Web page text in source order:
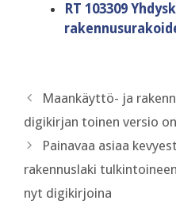
RT 103309
Maankäyttö- ja
digikirjan toinen versio
Painavaa asiaa
rakennuslaki
nyt digikirjoina